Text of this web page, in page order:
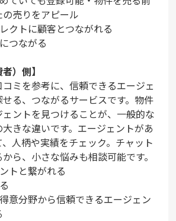
売りをアピール
クトに顧客とつながれる
つながる
）側】
ミを参考に、信頼できるエージェ
る、つながるサービスです。物件
ントを見つけることが、一般的な
きな違いです。エージェントがあ
人柄や実績をチェック。チャット
ら、小さな悩みも相談可能です。
トと繋がれる
意分野から信頼できるエージェン